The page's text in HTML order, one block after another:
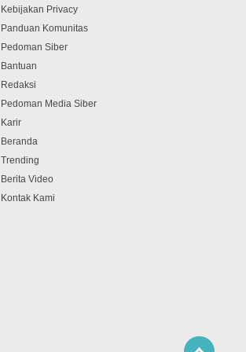
Kebijakan Privacy
Panduan Komunitas
Pedoman Siber
Bantuan
Redaksi
Pedoman Media Siber
Karir
Beranda
Trending
Berita Video
Kontak Kami